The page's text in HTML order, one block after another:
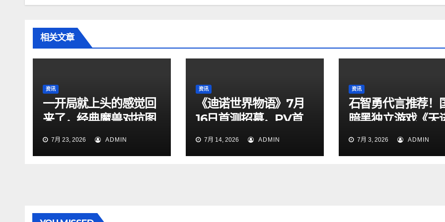
相关文章
资讯
一开局就上头的感觉回
来了，经典魔兽对抗图
依旧够味
7月 23, 2026 ADMIN
资讯
《迪诺世界物语》7月
16日首测招募，PV首
曝7月 14, 2026 ADMIN
资讯
石智勇代言推荐！
暗黑独立游戏《天
定档7月6日上线！
7月 3, 2026 ADMIN